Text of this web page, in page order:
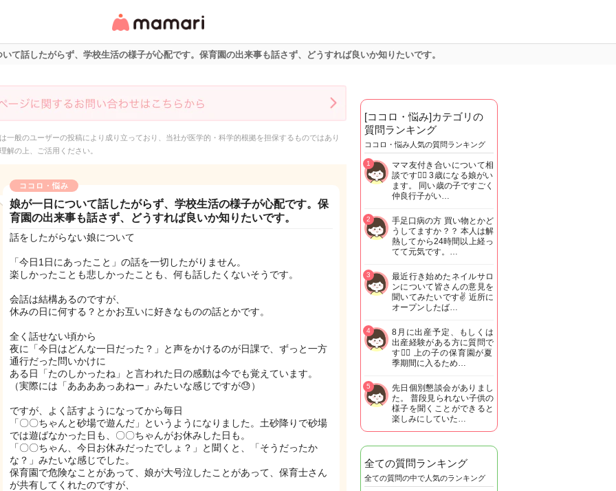
リ・情報サイト
て話したがらず、学校生活の様子が心配です。保育園の出来事も話さず、どうすれば良いか知りたいです。
一般のユーザーの投稿により成り立っており、当社が医学的・科学的根拠を担保するものではあり
解の上、ご活用ください。
ココロ・悩み
娘が一日について話したがらず、学校生活の様子が心配です。保
育園の出来事も話さず、どうすれば良いか知りたいです。
話をしたがらない娘について
「今日1日にあったこと」の話を一切したがりません。
楽しかったことも悲しかったことも、何も話したくないそうです。
会話は結構あるのですが、
休みの日に何する？とかお互いに好きなものの話とかです。
全く話せない頃から
夜に「今日はどんな一日だった？」と声をかけるのが日課で、ずっと一方
通行だった問いかけに
ある日「たのしかったね」と言われた日の感動は今でも覚えています。
（実際には「ああああっあねー」みたいな感じですが😓）
ですが、よく話すようになってから毎日
「〇〇ちゃんと砂場で遊んだ」というようになりました。土砂降りで砂場
では遊ばなかった日も、〇〇ちゃんがお休みした日も。
「〇〇ちゃん、今日お休みだったでしょ？」と聞くと、「そうだったか
な？」みたいな感じでした。
保育園で危険なことがあって、娘が大号泣したことがあって、保育士さん
が共有してくれたのですが、
[ココロ・悩み]カテゴリの
質問ランキング
ココロ・悩み人気の質問ランキング
ママ友付き合いについて相
談です🙇‍♂️ 3歳になる娘がい
ます。 同い歳の子ですごく
仲良行子がい…
1
手足口病の方 買い物とかど
うしてますか？？ 本人は解
熱してから24時間以上経っ
てて元気です。…
2
最近行き始めたネイルサロ
ンについて皆さんの意見を
聞いてみたいです✌️ 近所に
オープンしたば…
3
8月に出産予定、もしくは
出産経験がある方に質問で
す🙋‍♀️ 上の子の保育園が夏
季期間に入るため…
4
先日個別懇談会がありまし
た。 普段見られない子供の
様子を聞くことができると
楽しみにしていた…
5
全ての質問ランキング
全ての質問の中で人気のランキング